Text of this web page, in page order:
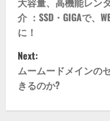
o
s
t
n
a
介 ：​​SSD・GIGAで、
に！
Next:
ムームードメインの
きるのか?